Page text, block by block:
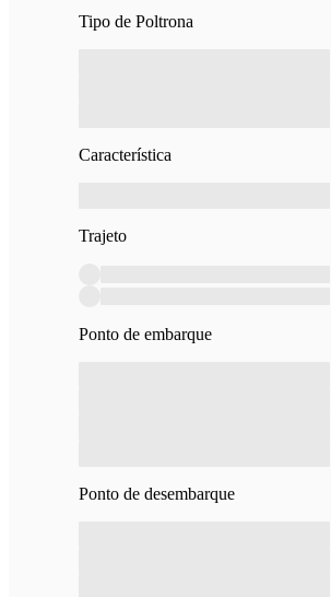
Tipo de Poltrona
Característica
Trajeto
Ponto de embarque
Ponto de desembarque